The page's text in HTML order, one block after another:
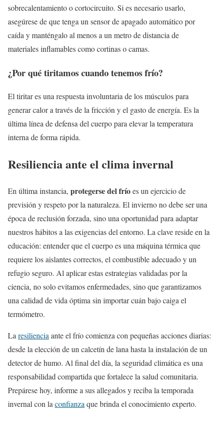
sobrecalentamiento o cortocircuito. Si es necesario usarlo,
asegúrese de que tenga un sensor de apagado automático por
caída y manténgalo al menos a un metro de distancia de
materiales inflamables como cortinas o camas.
¿Por qué tiritamos cuando tenemos frío?
El tiritar es una respuesta involuntaria de los músculos para
generar calor a través de la fricción y el gasto de energía. Es la
última línea de defensa del cuerpo para elevar la temperatura
interna de forma rápida.
Resiliencia ante el clima invernal
En última instancia, protegerse del fríoes un ejercicio de
previsión y respeto por la naturaleza. El invierno no debe ser una
época de reclusión forzada, sino una oportunidad para adaptar
nuestros hábitos a las exigencias del entorno. La clave reside en la
educación: entender que el cuerpo es una máquina térmica que
requiere los aislantes correctos, el combustible adecuado y un
refugio seguro. Al aplicar estas estrategias validadas por la
ciencia, no solo evitamos enfermedades, sino que garantizamos
una calidad de vida óptima sin importar cuán bajo caiga el
termómetro.
Laresilienciaante el frío comienza con pequeñas acciones diarias:
desde la elección de un calcetín de lana hasta la instalación de un
detector de humo. Al final del día, la seguridad climática es una
responsabilidad compartida que fortalece la salud comunitaria.
Prepárese hoy, informe a sus allegados y reciba la temporada
invernal con laconfianzaque brinda el conocimiento experto.